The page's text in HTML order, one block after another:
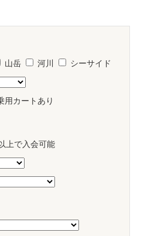
山岳 河川
シーサイド
用カートあり
上で入会可能